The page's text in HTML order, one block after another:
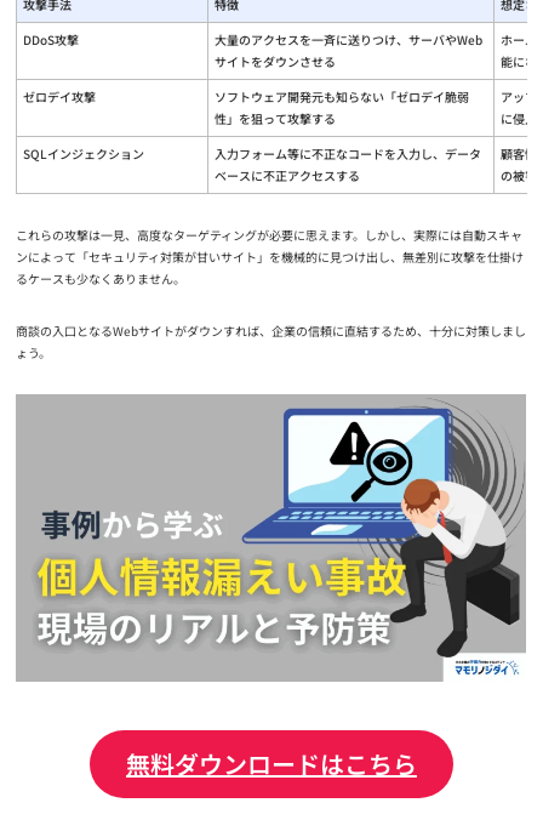
攻撃手法 特徴
想定さ
DDoS攻撃
大量のアクセスを一斉に送りつけ、サーバやWeb
サイトをダウンさせる
ホーム
能にな
ゼロデイ攻撃
ソフトウェア開発元も知らない「ゼロデイ脆弱
性」を狙って攻撃する
アップ
に侵入
SQLインジェクション
入力フォーム等に不正なコードを入力し、データ
ベースに不正アクセスする
顧客情
の被害
これらの攻撃は一見、高度なターゲティングが必要に思えます。しかし、実際には自動スキャ
ンによって「セキュリティ対策が甘いサイト」を機械的に見つけ出し、無差別に攻撃を仕掛け
るケースも少なくありません。
商談の入口となるWebサイトがダウンすれば、企業の信頼に直結するため、十分に対策しまし
ょう。
無料ダウンロードはこちら